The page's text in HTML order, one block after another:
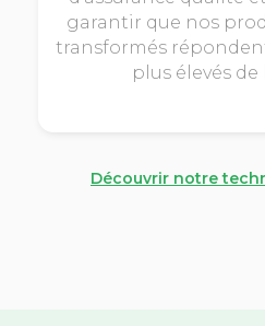
garantir que nos
transformés
plus élevés
Découvrir notre